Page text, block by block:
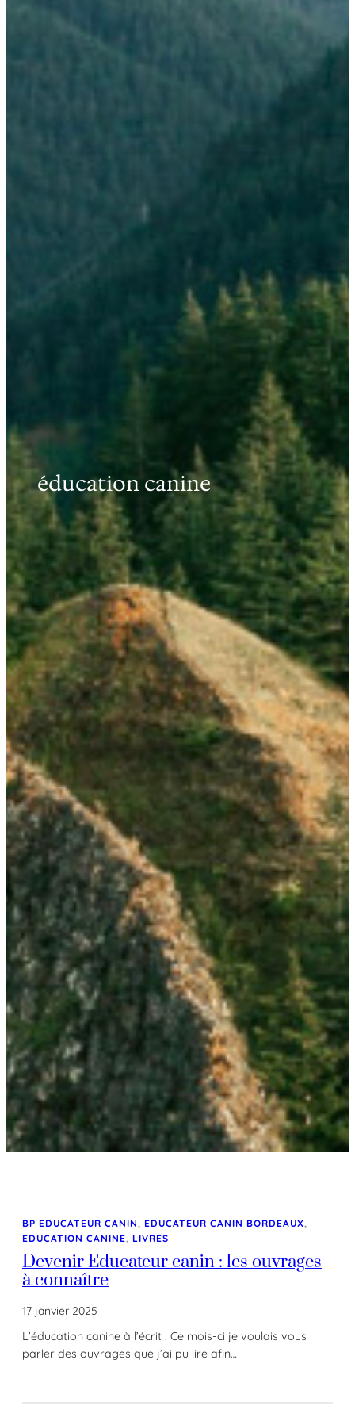
éducation canine
BP EDUCATEUR CANIN , EDUCATEUR CANIN BORDEAUX
EDUCATION CANINE, LIVRES
Devenir Educateur canin : les ouvrages
à connaître
17 janvier 2025
L’éducation canine à l’écrit : Ce mois-ci je voulais vous
parler des ouvrages que j’ai pu lire afin…